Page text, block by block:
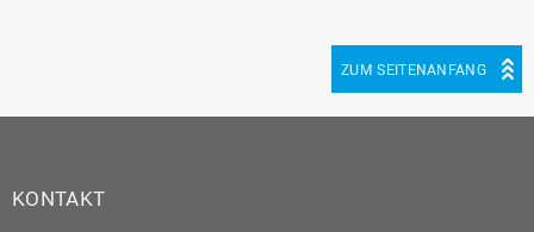
ZUM SEITENANFANG
KONTAKT